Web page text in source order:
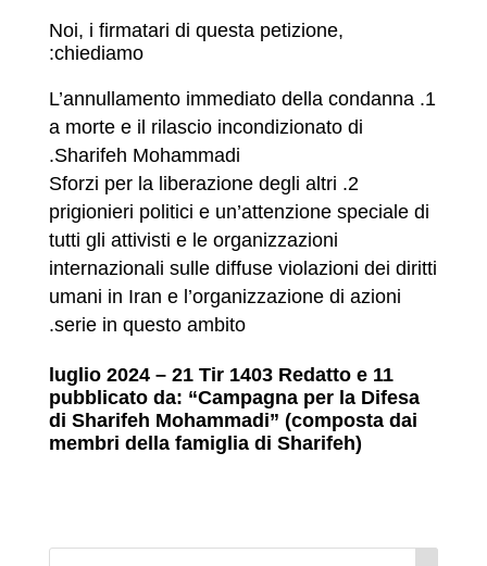
Noi, i firmatari di questa petizione,
chiediamo:
L’annullamento immediato della condanna
a morte e il rilascio incondizionato di
Sharifeh Mohammadi.
Sforzi per la liberazione degli altri
prigionieri politici e un’attenzione speciale di
tutti gli attivisti e le organizzazioni
internazionali sulle diffuse violazioni dei diritti
umani in Iran e l’organizzazione di azioni
serie in questo ambito.
11 luglio 2024 – 21 Tir 1403 Redatto e
pubblicato da: “Campagna per la Difesa
di Sharifeh Mohammadi” (composta dai
membri della famiglia di Sharifeh)